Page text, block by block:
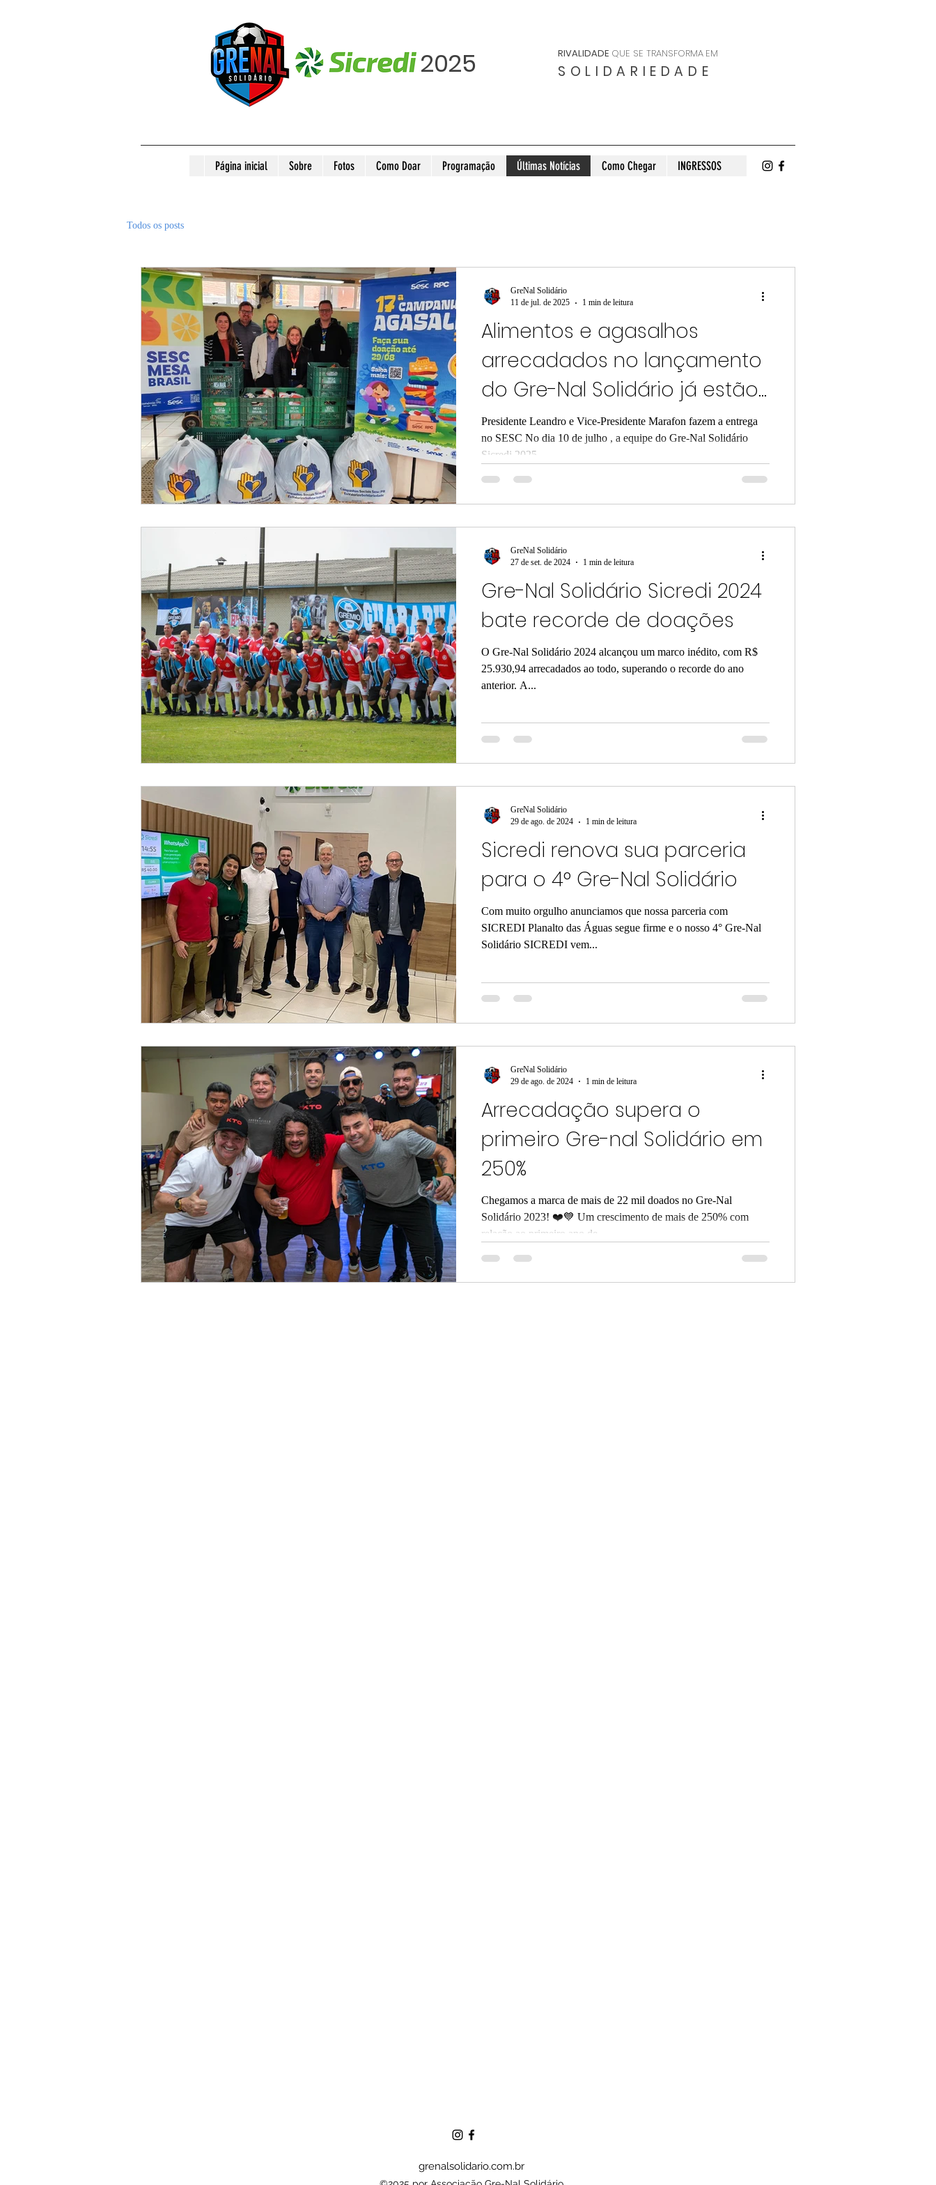
2025 RIVALIDADE QUE SE TRANSFORMA EM
SOLIDARIEDADE
Página inicial Sobre Fotos Como Doar Programação Últimas Notícias Como Chegar INGRESSOS
Todos os posts
Alimentos e agasalhos
arrecadados no lançamento
do Gre-Nal Solidário já estão
com o Sesc
Presidente Leandro e Vice-Presidente Marafon fazem a entrega
no SESC No dia 10 de julho , a equipe do Gre-Nal Solidário
Sicredi 2025...
GreNal Solidário
11 de jul. de 2025
1 min de leitura
Gre-Nal Solidário Sicredi 2024
bate recorde de doações
O Gre-Nal Solidário 2024 alcançou um marco inédito, com R$
25.930,94 arrecadados ao todo, superando o recorde do ano
anterior. A...
GreNal Solidário
27 de set. de 2024
1 min de leitura
Sicredi renova sua parceria
para o 4° Gre-Nal Solidário
Com muito orgulho anunciamos que nossa parceria com
SICREDI Planalto das Águas segue firme e o nosso 4° Gre-Nal
Solidário SICREDI vem...
GreNal Solidário
29 de ago. de 2024
1 min de leitura
Arrecadação supera o
primeiro Gre-nal Solidário em
250%
Chegamos a marca de mais de 22 mil doados no Gre-Nal
Solidário 2023! ❤️💙 Um crescimento de mais de 250% com
relação ao primeiro ano de...
GreNal Solidário
29 de ago. de 2024
1 min de leitura
grenalsolidario.com.br